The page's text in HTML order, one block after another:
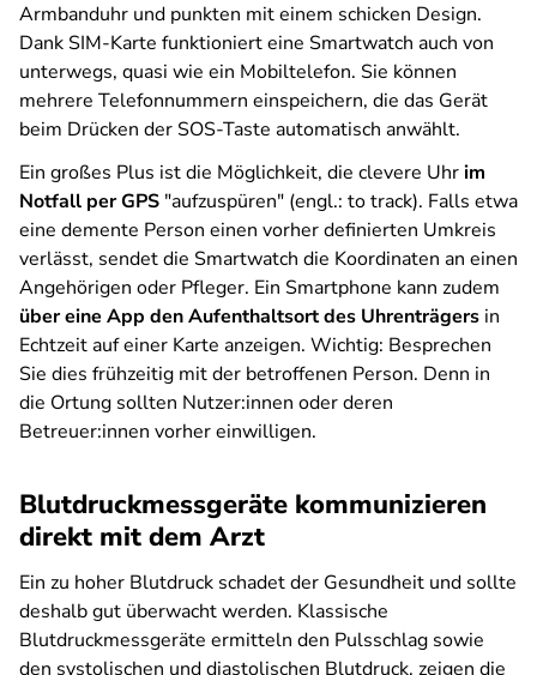
Armbanduhr und punkten mit einem schicken Design.
Dank SIM-Karte funktioniert eine Smartwatch auch von
unterwegs, quasi wie ein Mobiltelefon. Sie können
mehrere Telefonnummern einspeichern, die das Gerät
beim Drücken der SOS-Taste automatisch anwählt.
Ein großes Plus ist die Möglichkeit, die clevere Uhrim
Notfall per GPS "aufzuspüren" (engl.: to track). Falls etwa
eine demente Person einen vorher definierten Umkreis
verlässt, sendet die Smartwatch die Koordinaten an einen
Angehörigen oder Pfleger. Ein Smartphone kann zudem
über eine App den Aufenthaltsort des Uhrenträgers in
Echtzeit auf einer Karte anzeigen. Wichtig: Besprechen
Sie dies frühzeitig mit der betroffenen Person. Denn in
die Ortung sollten Nutzer:innen oder deren
Betreuer:innen vorher einwilligen.
Blutdruckmessgeräte kommunizieren
direkt mit dem Arzt
Ein zu hoher Blutdruck schadet der Gesundheit und sollte
deshalb gut überwacht werden. Klassische
Blutdruckmessgeräte ermitteln den Pulsschlag sowie
den systolischen und diastolischen Blutdruck, zeigen die